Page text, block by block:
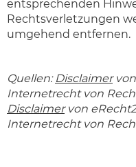
entsprechenden
Rechtsverletzungen
umgehend entfernen.
Quellen: Disclaimervon
Internetrecht von
Disclaimervon
Internetrecht von